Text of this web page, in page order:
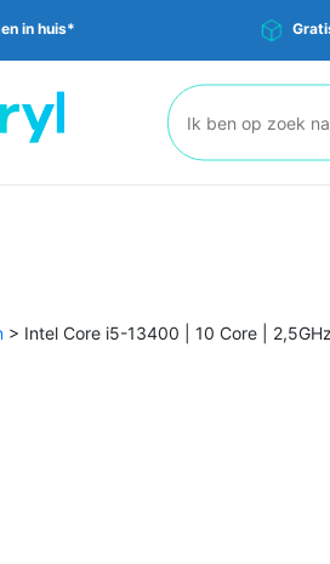
in huis*
Zoeken:
> Intel Core i5-13400 | 10 Core |